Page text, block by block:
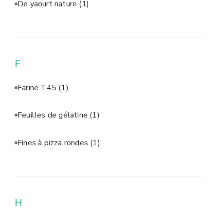
De yaourt nature (1)
F
Farine T45 (1)
Feuilles de gélatine (1)
Fines à pizza rondes (1)
H